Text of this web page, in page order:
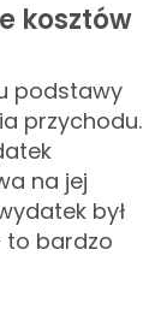
kosztów
podstawy
przychodu.
na jej
był
to bardzo